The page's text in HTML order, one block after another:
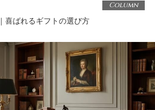
Column
喜ばれるギフトの選び方